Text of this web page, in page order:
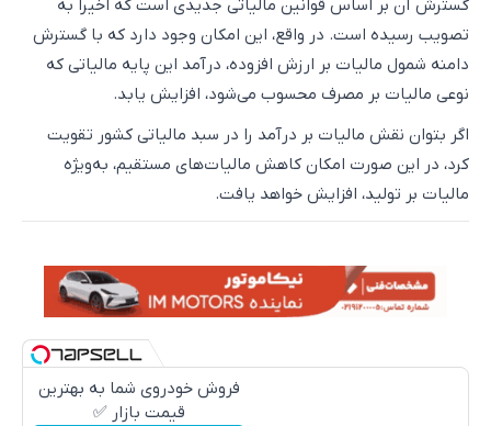
گسترش آن بر اساس قوانین مالیاتی جدیدی است که اخیراً به
تصویب رسیده است. در واقع، این امکان وجود دارد که با گسترش
دامنه شمول مالیات بر ارزش افزوده، درآمد این پایه مالیاتی که
نوعی مالیات بر مصرف محسوب می‌شود، افزایش یابد.
اگر بتوان نقش مالیات بر درآمد را در سبد مالیاتی کشور تقویت
کرد، در این صورت امکان کاهش مالیات‌های مستقیم، به‌ویژه
مالیات بر تولید، افزایش خواهد یافت.
فروش خودروی شما به بهترین
قیمت بازار ✅